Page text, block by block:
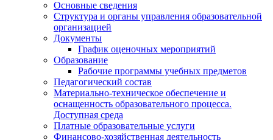
Основные сведения
Структура и органы управления образовательной
организацией
Документы
График оценочных мероприятий
Образование
Рабочие программы учебных предметов
Педагогический состав
Материально-техническое обеспечение и
оснащенность образовательного процесса.
Доступная среда
Платные образовательные услуги
Финансово-хозяйственная деятельность